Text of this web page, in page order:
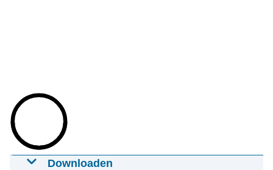
Downloaden